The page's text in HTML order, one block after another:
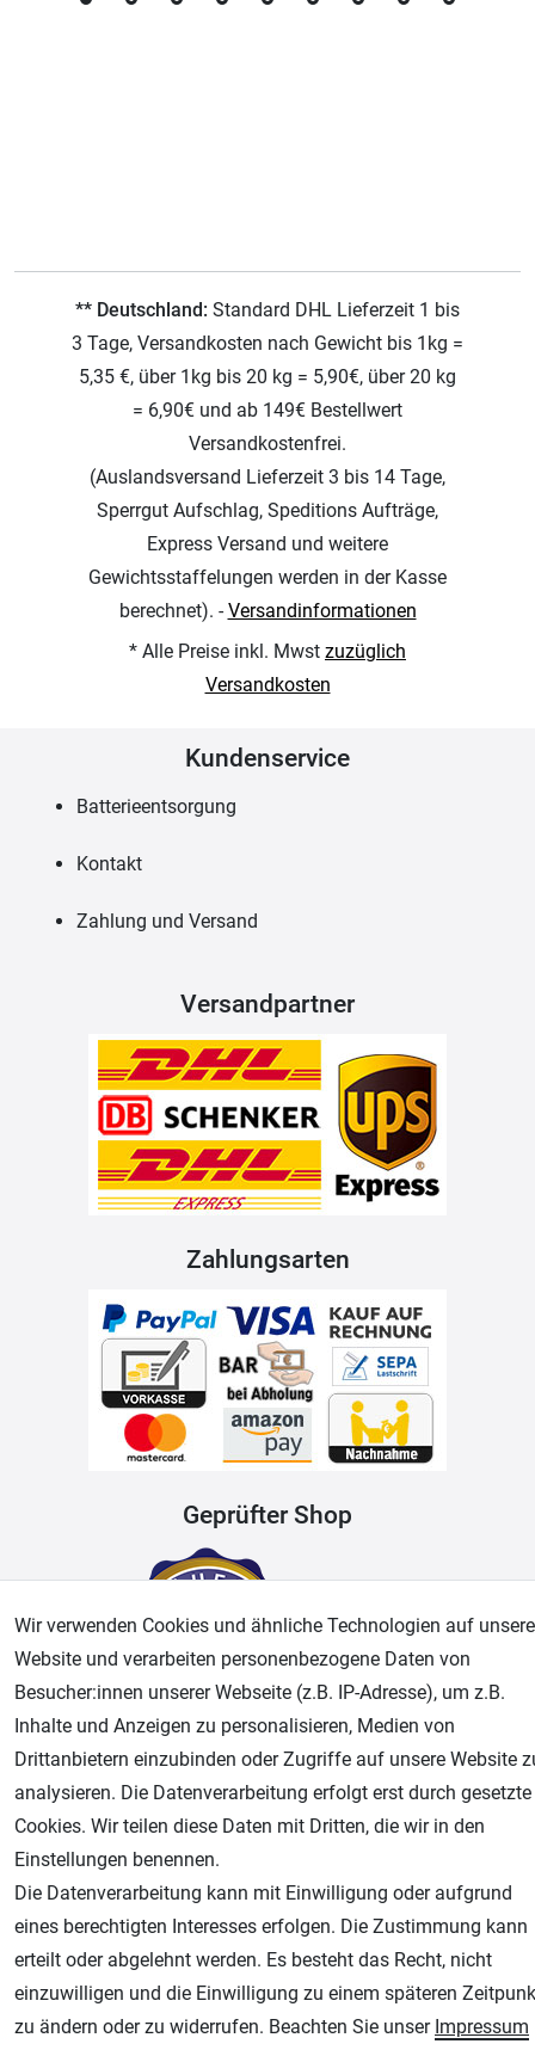
** Deutschland: Standard DHL Lieferzeit 1 bis
3 Tage, Versandkosten nach Gewicht bis 1kg =
5,35 €, über 1kg bis 20 kg = 5,90€, über 20 kg
= 6,90€ und ab 149€ Bestellwert
Versandkostenfrei.
(Auslandsversand Lieferzeit 3 bis 14 Tage,
Sperrgut Aufschlag, Speditions Aufträge,
Express Versand und weitere
Gewichtsstaffelungen werden in der Kasse
berechnet). -Versandinformationen
* Alle Preise inkl. Mwst zuzüglich
Versandkosten
Kundenservice
Batterieentsorgung
Kontakt
Zahlung und Versand
Versandpartner
Zahlungsarten
Geprüfter Shop
AGB Widerrufsrecht Datenschutz Impressum
Airbrush-City
Fachhandel für: Airbrushpistolen, Kompressoren, Airbrushfarben
Modellbau-City
Modellbau Shop
Plotter-City
Wir verwenden Cookies und ähnliche Technologien auf
Website und verarbeiten personenbezogene Daten von
Besucher:innen unserer Webseite (z.B. IP-Adresse), um z.B.
Inhalte und Anzeigen zu personalisieren, Medien von
Drittanbietern einzubinden oder Zugriffe auf unsere Website
analysieren. Die Datenverarbeitung erfolgt erst durch gesetzte
Cookies. Wir teilen diese Daten mit Dritten, die wir in den
Einstellungen benennen.
Die Datenverarbeitung kann mit Einwilligung oder aufgrund
eines berechtigten Interesses erfolgen. Die Zustimmung kann
erteilt oder abgelehnt werden. Es besteht das Recht, nicht
einzuwilligen und die Einwilligung zu einem späteren
zu ändern oder zu widerrufen. Beachten Sie unser Impressum